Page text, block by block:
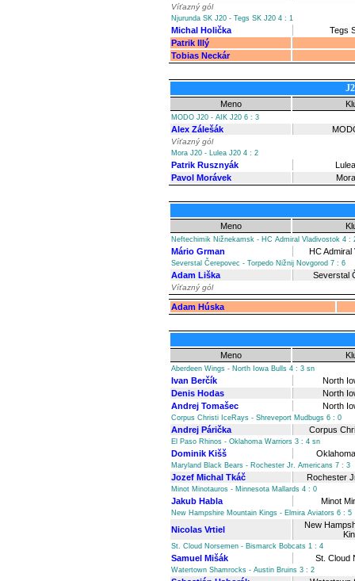
Víťazný gól
Njurunda SK J20 - Tegs SK J20 4 : 1
Michal Holička
Tegs
Patrik Illý
Tobias Neckár
Meno
MODO J20 - AIK J20 6 : 3
Alex Zálešák
Víťazný gól
Mora J20 - Lulea J20 4 : 2
Patrik Rusznyák
Pavol Morávek
Meno
Neftechimik Nižnekamsk - HC Admiral Vladivostok 4 :
Mário Grman HC Admiral
Severstal Čerepovec - Torpedo Nižnij Novgorod 7 : 6
Adam Liška Severstal
Víťazný gól
Adam Húska
Meno
Aberdeen Wings - North Iowa Bulls 4 : 3 sn
Ivan Berčík
North
Denis Hodas
North
Andrej Tomašec
North
Corpus Christi IceRays - Shreveport Mudbugs 6 : 0
Andrej Párička Corpus
El Paso Rhinos - Oklahoma Warriors 3 : 4 sn
Dominik Kišš
Maryland Black Bears - Rochester Jr. Americans 7 : 3
Jozef Michal Tkáč Rochester
Minot Minotauros - Minnesota Mallards 4 : 0
Jakub Habla Minot
New Hampshire Mountain Kings - Elmira Aviators 6 : 5
Nicolas Vrtiel
New
St. Cloud Norsemen - Bismarck Bobcats 1 : 4
Samuel Mišák St. Cloud
Watertown Shamrocks - Austin Bruins 3 : 2